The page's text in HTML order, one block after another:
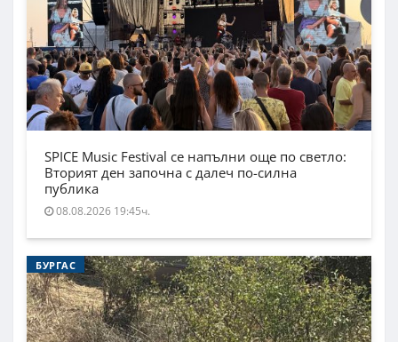
SPICE Music Festival се напълни още по светло:
Вторият ден започна с далеч по-силна
публика
08.08.2026 19:45ч.
БУРГАС